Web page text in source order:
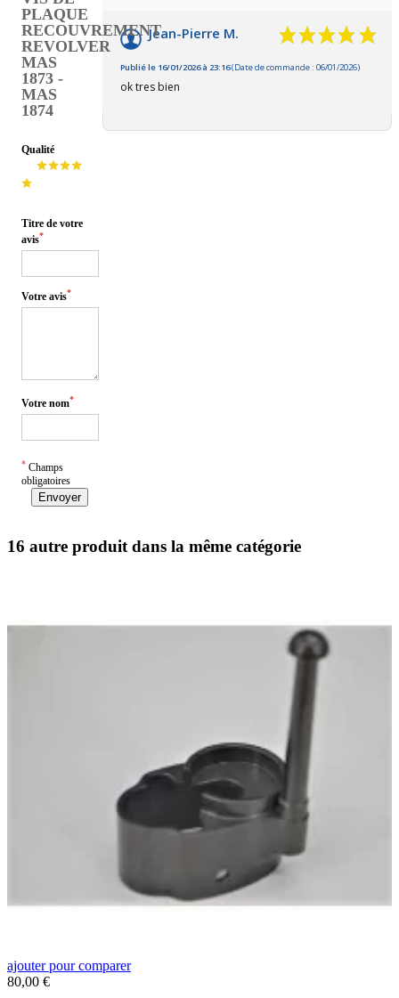
Jean-Pierre M.
Publié le 16/01/2026 à 23:16(Date de commande : 06/01/2026)
ok tres bien
PLAQUE
RECOUVREMENT
REVOLVER
MAS
1873 -
MAS
1874
Qualité
Titre de votre
avis*
Votre avis*
Votre nom*
* Champs
obligatoires
Envoyer
16 autre produit dans la même catégorie
ajouter pour comparer
Prix
80,00 €